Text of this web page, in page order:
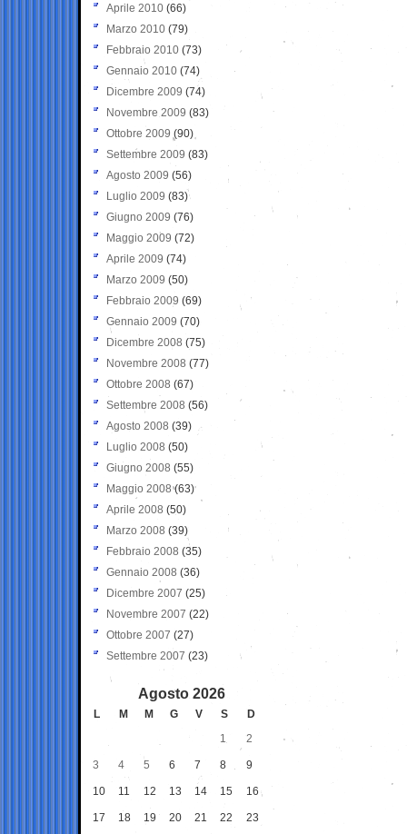
Aprile 2010 (66)
Marzo 2010 (79)
Febbraio 2010 (73)
Gennaio 2010 (74)
Dicembre 2009 (74)
Novembre 2009 (83)
Ottobre 2009 (90)
Settembre 2009 (83)
Agosto 2009 (56)
Luglio 2009 (83)
Giugno 2009 (76)
Maggio 2009 (72)
Aprile 2009 (74)
Marzo 2009 (50)
Febbraio 2009 (69)
Gennaio 2009 (70)
Dicembre 2008 (75)
Novembre 2008 (77)
Ottobre 2008 (67)
Settembre 2008 (56)
Agosto 2008 (39)
Luglio 2008 (50)
Giugno 2008 (55)
Maggio 2008(63)
Aprile 2008 (50)
Marzo 2008 (39)
Febbraio 2008 (35)
Gennaio 2008 (36)
Dicembre 2007 (25)
Novembre 2007 (22)
Ottobre 2007 (27)
Settembre 2007 (23)
Agosto 2026
L M M G V S
D
1
2
3 4 5 6 7 8 9
10 11 12 13 14 15 16
17 18 19 20 21 22 23